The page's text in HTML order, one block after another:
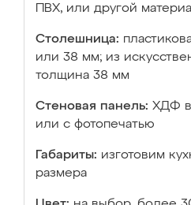
ПВХ, или другой
Столешница:
или 38 мм; из
толщина 38 мм
Стеновая панель: ХДФ в
или с фотопечатью
Габариты: изготовим
размера